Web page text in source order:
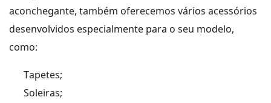
aconchegante, também oferecemos vários acessórios
desenvolvidos especialmente para o seu modelo,
como:
Tapetes;
Soleiras;